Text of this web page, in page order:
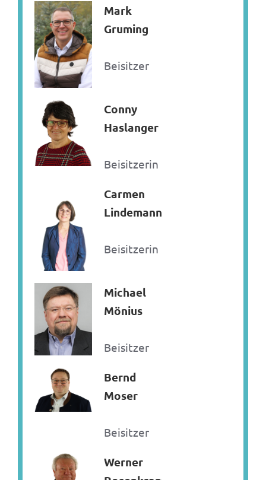
Mark
Gruming
Beisitzer
Conny
Haslanger
Beisitzerin
Carmen
Lindemann
Beisitzerin
Michael
Mönius
Beisitzer
Bernd
Moser
Beisitzer
Werner